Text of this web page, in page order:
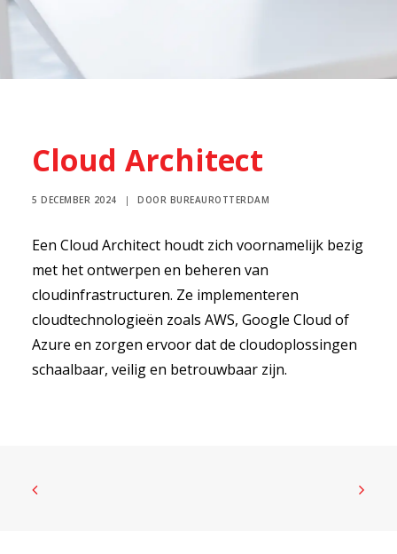
Cloud Architect
5 DECEMBER 2024 | DOOR BUREAUROTTERDAM
Een Cloud Architect houdt zich voornamelijk bezig
met het ontwerpen en beheren van
cloudinfrastructuren. Ze implementeren
cloudtechnologieën zoals AWS, Google Cloud of
Azure en zorgen ervoor dat de cloudoplossingen
schaalbaar, veilig en betrouwbaar zijn.